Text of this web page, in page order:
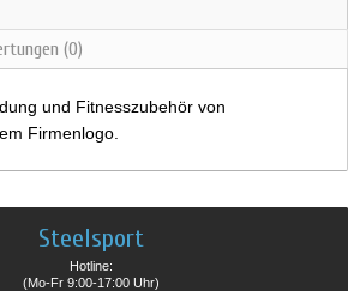
(0)
und Fitnesszubehör von
Firmenlogo.
Steelsport
Hotline:
(Mo-Fr 9:00-17:00 Uhr)